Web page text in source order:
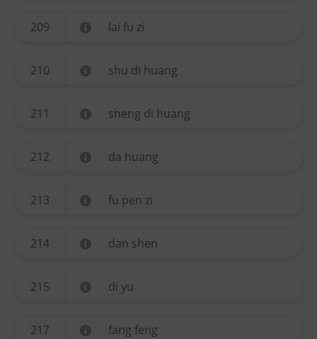
209 lai fu zi
210 shu di huang
211 sheng di huang
212 da huang
213 fu pen zi
214 dan shen
215 di yu
217 fang feng